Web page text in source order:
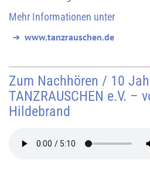
Mehr Informationen unter
www.tanzrauschen.de
Zum Nachhören / 10
TANZRAUSCHEN e.V. –
Hildebrand